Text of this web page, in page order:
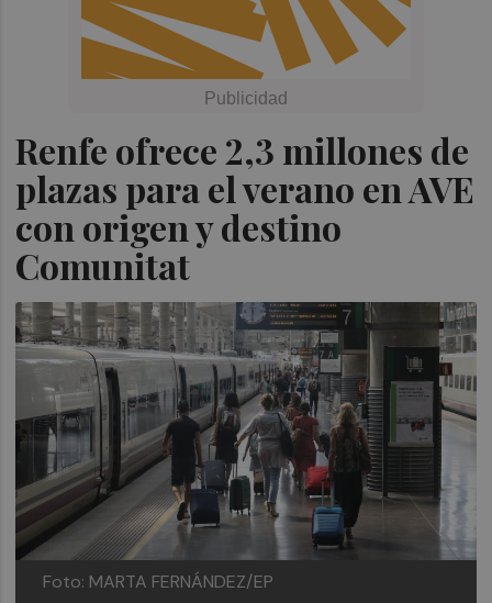
Renfe ofrece 2,3 millones de
plazas para el verano en AVE
con origen y destino
Comunitat
Foto: MARTA FERNÁNDEZ/EP